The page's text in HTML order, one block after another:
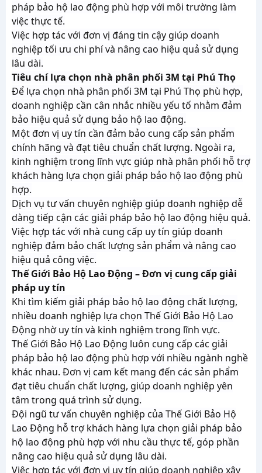
pháp bảo hộ lao động phù hợp với môi trường làm
việc thực tế.
Việc hợp tác với đơn vị đáng tin cậy giúp doanh
nghiệp tối ưu chi phí và nâng cao hiệu quả sử dụng
lâu dài.
Tiêu chí lựa chọn nhà phân phối 3M tại Phú Thọ
Để lựa chọn nhà phân phối 3M tại Phú Thọ phù hợp,
doanh nghiệp cần cân nhắc nhiều yếu tố nhằm đảm
bảo hiệu quả sử dụng bảo hộ lao động.
Một đơn vị uy tín cần đảm bảo cung cấp sản phẩm
chính hãng và đạt tiêu chuẩn chất lượng. Ngoài ra,
kinh nghiệm trong lĩnh vực giúp nhà phân phối hỗ trợ
khách hàng lựa chọn giải pháp bảo hộ lao động phù
hợp.
Dịch vụ tư vấn chuyên nghiệp giúp doanh nghiệp dễ
dàng tiếp cận các giải pháp bảo hộ lao động hiệu quả.
Việc hợp tác với nhà cung cấp uy tín giúp doanh
nghiệp đảm bảo chất lượng sản phẩm và nâng cao
hiệu quả công việc.
Thế Giới Bảo Hộ Lao Động – Đơn vị cung cấp giải
pháp uy tín
Khi tìm kiếm giải pháp bảo hộ lao động chất lượng,
nhiều doanh nghiệp lựa chọn Thế Giới Bảo Hộ Lao
Động nhờ uy tín và kinh nghiệm trong lĩnh vực.
Thế Giới Bảo Hộ Lao Động luôn cung cấp các giải
pháp bảo hộ lao động phù hợp với nhiều ngành nghề
khác nhau. Đơn vị cam kết mang đến các sản phẩm
đạt tiêu chuẩn chất lượng, giúp doanh nghiệp yên
tâm trong quá trình sử dụng.
Đội ngũ tư vấn chuyên nghiệp của Thế Giới Bảo Hộ
Lao Động hỗ trợ khách hàng lựa chọn giải pháp bảo
hộ lao động phù hợp với nhu cầu thực tế, góp phần
nâng cao hiệu quả sử dụng lâu dài.
Việc hợp tác với đơn vị uy tín giúp doanh nghiệp xây